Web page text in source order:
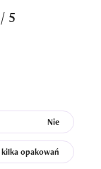
się, nie
5
Nie
kilka opakowań